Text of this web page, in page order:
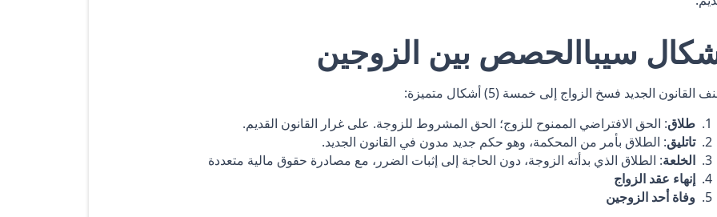
سيباالحصص بين الزوجين
القانون الجديد فسخ الزواج إلى خمسة (5) أشكال متميزة:
طلاق: الحق الافتراضي الممنوح للزوج؛ الحق المشروط للزوجة. على غرار القانون القديم.
تاتليق: الطلاق بأمر من المحكمة، وهو حكم جديد مدون في القانون الجديد.
الخلعة: الطلاق الذي بدأته الزوجة، دون الحاجة إلى إثبات الضرر، مع مصادرة حقوق مالية متعددة
إنهاء عقد الزواج
وفاة أحد الزوجين